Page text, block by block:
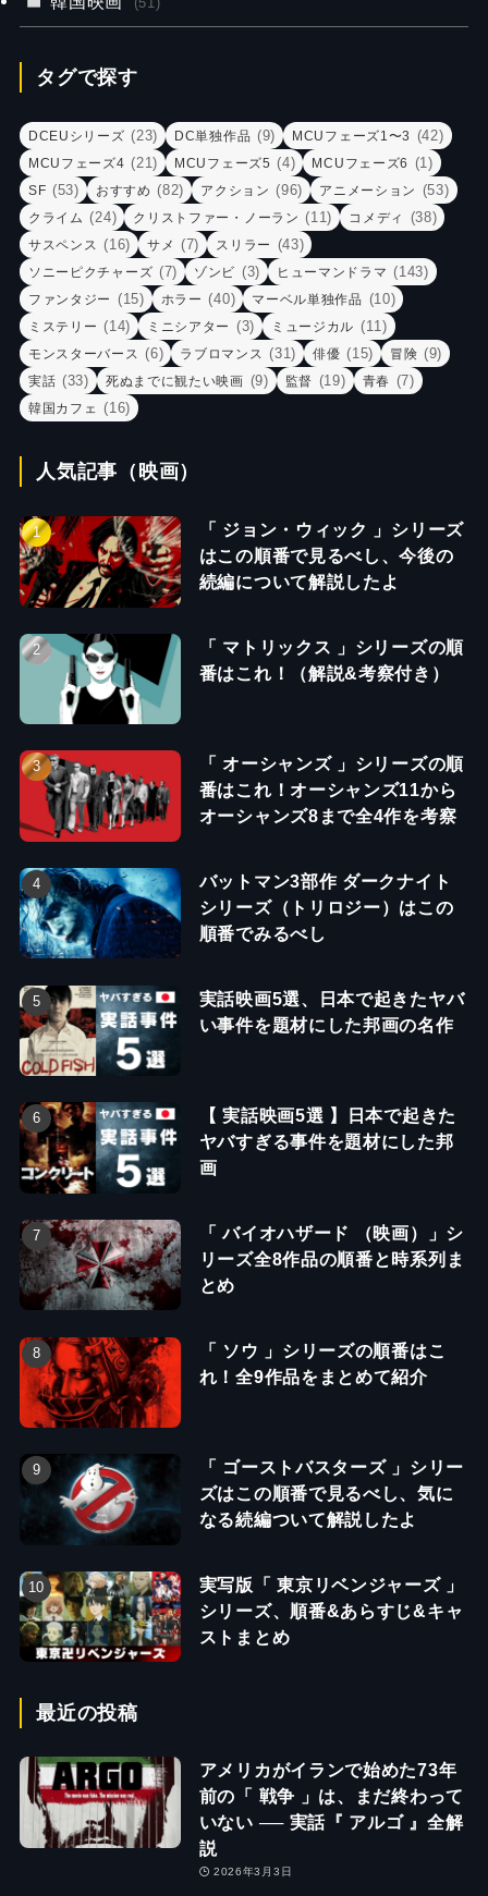
タグで探す
DCEUシリーズ (23) DC単独作品 (9) MCUフェーズ1〜3 (42)
MCUフェーズ4 (21) MCUフェーズ5 (4) MCUフェーズ6 (1)
SF (53) おすすめ (82) アクション (96) アニメーション (53)
クライム (24) クリストファー・ノーラン (11) コメディ (38)
サスペンス (16) サメ (7) スリラー (43)
ソニーピクチャーズ (7) ゾンビ (3) ヒューマンドラマ (143)
ファンタジー (15) ホラー (40) マーベル単独作品 (10)
ミステリー (14) ミニシアター (3) ミュージカル (11)
モンスターバース (6) ラブロマンス (31) 俳優 (15) 冒険 (9)
実話 (33) 死ぬまでに観たい映画 (9) 監督 (19) 青春 (7)
韓国カフェ (16)
人気記事（映画）
「 ジョン・ウィック 」シリーズ
はこの順番で見るべし、今後の
続編について解説したよ
「 マトリックス 」シリーズの順
番はこれ！（解説&考察付き）
「 オーシャンズ 」シリーズの順
番はこれ！オーシャンズ11から
オーシャンズ8まで全4作を考察
バットマン3部作 ダークナイト
シリーズ（トリロジー）はこの
順番でみるべし
実話映画5選、日本で起きたヤバ
い事件を題材にした邦画の名作
【 実話映画5選 】日本で起きた
ヤバすぎる事件を題材にした邦
画
「 バイオハザード （映画）」シ
リーズ全8作品の順番と時系列ま
とめ
「 ソウ 」シリーズの順番はこ
れ！全9作品をまとめて紹介
「 ゴーストバスターズ 」シリー
ズはこの順番で見るべし、気に
なる続編ついて解説したよ
実写版「 東京リベンジャーズ 」
シリーズ、順番&あらすじ&キャ
ストまとめ
最近の投稿
アメリカがイランで始めた73年
前の「 戦争 」は、まだ終わって
いない ── 実話『 アルゴ 』全解
説
2026年3月3日